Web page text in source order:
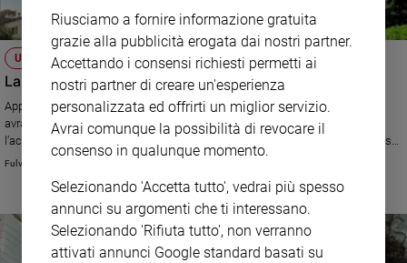
UMANITÀ
La casa del sollievo Vidas per i piccoli malati terminali
Appena inaugurata a Milano, offre assistenza completa e gratuita e che
avrà tre funzioni principali: il sollievo, l’abilitazione dei genitori,
l’accompagnamento al fine vita. Ce ne aveva parlato il presidente di Vidas
Ferruccio De Bortoli
Fulvia Degl'Innocenti
Riusciamo a fornire informazione gratuita
grazie alla pubblicità erogata dai nostri partner.
Accettando i consensi richiesti permetti ai
nostri partner di creare un'esperienza
personalizzata ed offrirti un miglior servizio.
Avrai comunque la possibilità di revocare il
consenso in qualunque momento.
Selezionando 'Accetta tutto', vedrai più spesso
annunci su argomenti che ti interessano.
Selezionando 'Rifiuta tutto', non verranno
attivati annunci Google standard basati su